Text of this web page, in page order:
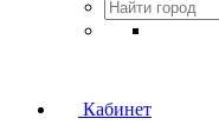
Кабинет